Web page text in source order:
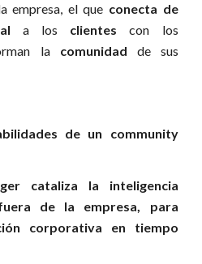
empresa, el que conecta de
a los clientes con los
la comunidad de sus
de un community
cataliza la inteligencia
de la empresa, para
corporativa en tiempo